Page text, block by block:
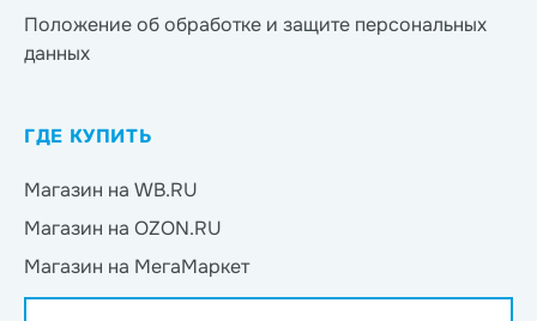
Положение об обработке и защите персональных
данных
ГДЕ КУПИТЬ
Магазин на WB.RU
Магазин на OZON.RU
Магазин на МегаМаркет
Магазин на Яндекс.Маркет